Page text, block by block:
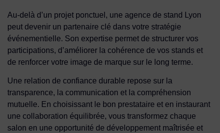
Au-delà d’un projet ponctuel, une agence de stand Lyon
peut devenir un partenaire clé dans votre stratégie
événementielle. Son expertise permet de structurer vos
participations, d’améliorer la cohérence de vos stands et
de renforcer votre image de marque sur le long terme.
Une relation de confiance durable repose sur la
transparence, la communication et la compréhension
mutuelle. En choisissant le bon prestataire et en instaurant
une collaboration équilibrée, vous transformez chaque
salon en une opportunité de développement maîtrisée et